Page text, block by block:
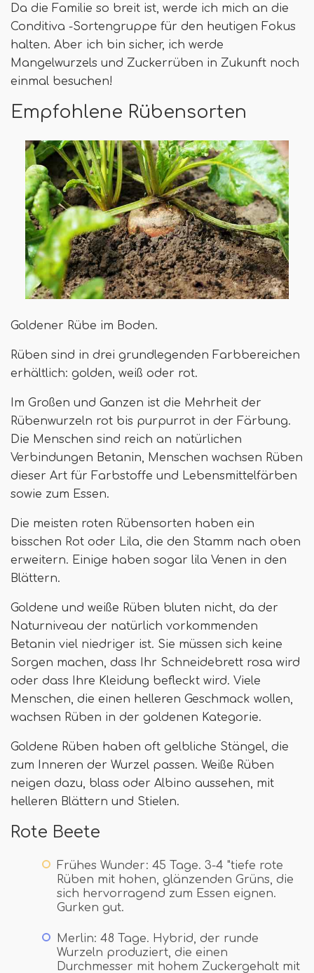
Da die Familie so breit ist, werde ich mich an die
Conditiva -Sortengruppe für den heutigen Fokus
halten. Aber ich bin sicher, ich werde
Mangelwurzels und Zuckerrüben in Zukunft noch
einmal besuchen!
Empfohlene Rübensorten
Goldener Rübe im Boden.
Rüben sind in drei grundlegenden Farbbereichen
erhältlich: golden, weiß oder rot.
Im Großen und Ganzen ist die Mehrheit der
Rübenwurzeln rot bis purpurrot in der Färbung.
Die Menschen sind reich an natürlichen
Verbindungen Betanin, Menschen wachsen Rüben
dieser Art für Farbstoffe und Lebensmittelfärben
sowie zum Essen.
Die meisten roten Rübensorten haben ein
bisschen Rot oder Lila, die den Stamm nach oben
erweitern. Einige haben sogar lila Venen in den
Blättern.
Goldene und weiße Rüben bluten nicht, da der
Naturniveau der natürlich vorkommenden
Betanin viel niedriger ist. Sie müssen sich keine
Sorgen machen, dass Ihr Schneidebrett rosa wird
oder dass Ihre Kleidung befleckt wird. Viele
Menschen, die einen helleren Geschmack wollen,
wachsen Rüben in der goldenen Kategorie.
Goldene Rüben haben oft gelbliche Stängel, die
zum Inneren der Wurzel passen. Weiße Rüben
neigen dazu, blass oder Albino aussehen, mit
helleren Blättern und Stielen.
Rote Beete
Frühes Wunder: 45 Tage. 3-4 "tiefe rote
Rüben mit hohen, glänzenden Grüns, die
sich hervorragend zum Essen eignen.
Gurken gut.
Merlin: 48 Tage. Hybrid, der runde
Wurzeln produziert, die einen
Durchmesser mit hohem Zuckergehalt mit